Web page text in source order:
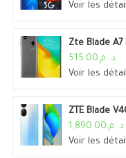
Voir les
Zte Blade
د. م.515.00
Voir les
ZTE Blade
د. م.1,890.00
Voir les